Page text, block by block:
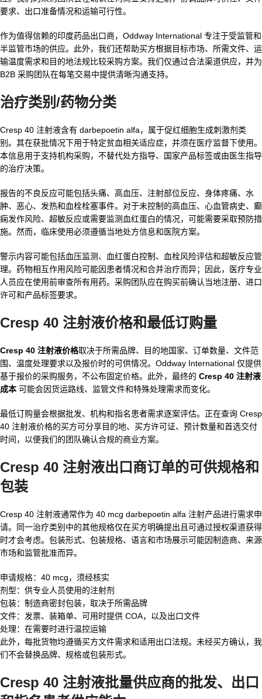
要求、出口准备情况和运输可行性。
作为值得信赖的印度药品出口商，Oddway International 专注于受监管和
半监管市场的供应。此外，我们还帮助买方根据目标市场、所需文件、运
输温度需求和目的地法规比较采购方案。我们仅通过合法渠道供应，并为
B2B 采购团队在每笔交易中提供清晰沟通支持。
治疗类别/药物分类
Cresp 40 注射液含有 darbepoetin alfa，属于促红细胞生成刺激剂类
别。其在获批情况下用于特定贫血相关适应症，并须在医疗监督下使用。
本信息用于支持机构采购，不替代处方指导、国家产品标签或由医生指导
的治疗决策。
报告的不良反应可能包括头痛、高血压、注射部位反应、身体疼痛、水
肿、恶心、发热和血栓栓塞事件。对于未控制的高血压、心血管病史、癫
痫发作风险、超敏反应或需要监测血红蛋白的情况，可能需要采取预防措
施。然而，临床使用必须遵循当地处方信息和医院方案。
警示内容可能包括血压监测、血红蛋白控制、血栓风险评估和超敏反应管
理。药物相互作用风险可能因患者情况和合并治疗而异；因此，医疗专业
人员应在使用前审查所有用药。采购团队应在购买前确认当地注册、进口
许可和产品标签要求。
Cresp 40 注射液价格和最低订购量
Cresp 40 注射液价格取决于所需品牌、目的地国家、订单数量、文件范
围、温度处理要求以及报价时的可供情况。Oddway International 仅提供
基于报价的采购服务，不公布固定价格。此外，最终的 Cresp 40 注射液
成本 可能会因货运路线、监管文件和特殊处理需求而变化。
最低订购量会根据批发、机构和指名患者需求逐案评估。正在查询 Cresp
40 注射液价格的买方可分享目的地、买方许可证、预计数量和首选交付
时间，以便我们的团队确认合规的商业方案。
Cresp 40 注射液出口商订单的可供规格和
包装
Cresp 40 注射液通常作为 40 mcg darbepoetin alfa 注射产品进行需求申
请。同一治疗类别中的其他规格仅在买方明确提出且可通过授权渠道获得
时才会考虑。包装形式、包装规格、语言和市场展示可能因制造商、来源
市场和监管批准而异。
申请规格：40 mcg，须经核实
剂型：供专业人员使用的注射剂
包装：制造商密封包装，取决于所需品牌
文件：发票、装箱单、可用时提供 COA，以及出口文件
处理：在需要时进行温控运输
此外，每批货物均遵循买方文件需求和适用出口法规。未经买方确认，我
们不会替换品牌、规格或包装形式。
Cresp 40 注射液批量供应商的批发、出口